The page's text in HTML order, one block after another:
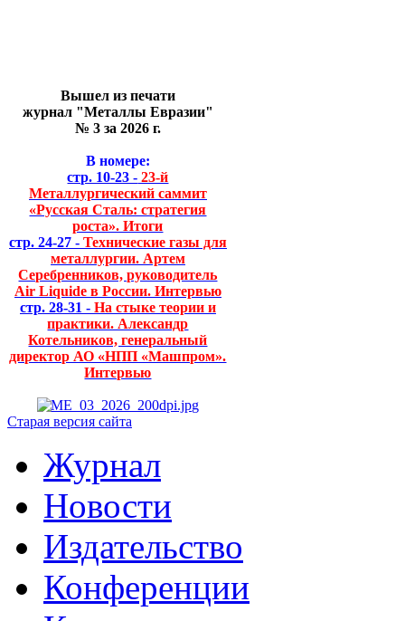
Вышел из печати
журнал "Металлы Евразии"
№ 3 за 2026 г.
В номере:
стр. 10-23 - 23-й
Металлургический саммит
«Русская Сталь: стратегия
роста». Итоги
стр. 24-27 - Технические газы для
металлургии. Артем
Серебренников, руководитель
Air Liquide в России. Интервью
стр. 28-31 - На стыке теории и
практики. Александр
Котельников, генеральный
директор АО «НПП «Машпром».
Интервью
Старая версия сайта
Журнал
Новости
Издательство
Конференции